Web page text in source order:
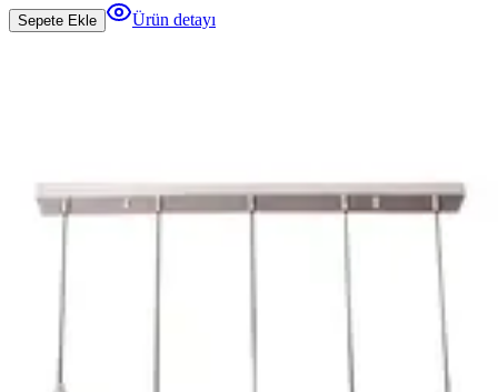
Sepete Ekle Ürün detayı